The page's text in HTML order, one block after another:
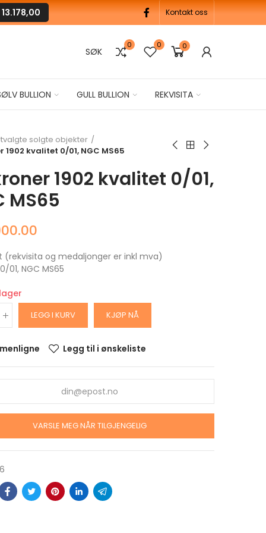
Kontakt oss
SØK
0 0 0
BULLION GULL BULLION REKVISITA
13.178,00
solgte objekter
1902 kvalitet 0/01, NGC MS65
1902 kvalitet 0/01,
MS65
og medaljonger er inkl mva)
01, NGC MS65
LEGG I KURV KJØP NÅ
Legg til i ønskeliste
VARSLE MEG NÅR TILGJENGELIG